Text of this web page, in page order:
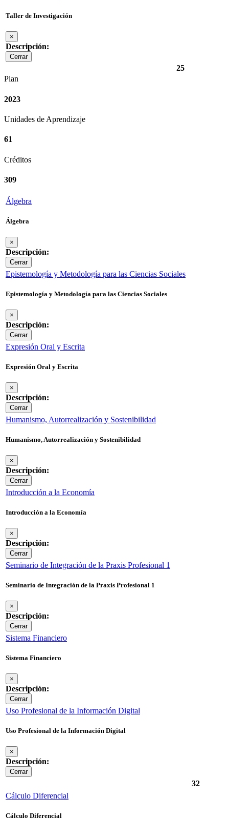
Taller de Investigación
×
Descripción:
Cerrar
25
Plan
2023
Unidades de Aprendizaje
61
Créditos
309
Álgebra
Álgebra
×
Descripción:
Cerrar
Epistemología y Metodología para las Ciencias Sociales
Epistemología y Metodología para las Ciencias Sociales
×
Descripción:
Cerrar
Expresión Oral y Escrita
Expresión Oral y Escrita
×
Descripción:
Cerrar
Humanismo, Autorrealización y Sostenibilidad
Humanismo, Autorrealización y Sostenibilidad
×
Descripción:
Cerrar
Introducción a la Economía
Introducción a la Economía
×
Descripción:
Cerrar
Seminario de Integración de la Praxis Profesional 1
Seminario de Integración de la Praxis Profesional 1
×
Descripción:
Cerrar
Sistema Financiero
Sistema Financiero
×
Descripción:
Cerrar
Uso Profesional de la Información Digital
Uso Profesional de la Información Digital
×
Descripción:
Cerrar
32
Cálculo Diferencial
Cálculo Diferencial